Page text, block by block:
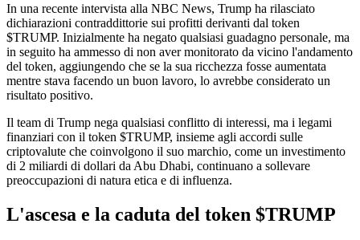
In una recente intervista alla NBC News, Trump ha rilasciato
dichiarazioni contraddittorie sui profitti derivanti dal token
$TRUMP. Inizialmente ha negato qualsiasi guadagno personale, ma
in seguito ha ammesso di non aver monitorato da vicino l'andamento
del token, aggiungendo che se la sua ricchezza fosse aumentata
mentre stava facendo un buon lavoro, lo avrebbe considerato un
risultato positivo.
Il team di Trump nega qualsiasi conflitto di interessi, ma i legami
finanziari con il token $TRUMP, insieme agli accordi sulle
criptovalute che coinvolgono il suo marchio, come un investimento
di 2 miliardi di dollari da Abu Dhabi, continuano a sollevare
preoccupazioni di natura etica e di influenza.
L'ascesa e la caduta del token $TRUMP